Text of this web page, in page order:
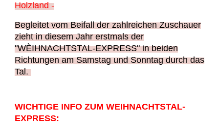
Holzland -
Begleitet vom Beifall der zahlreichen Zuschauer
zieht in diesem Jahr erstmals der
"WÈIHNACHTSTAL-EXPRESS" in beiden
Richtungen am Samstag und Sonntag durch das
Tal.
WICHTIGE INFO ZUM WEIHNACHTSTAL-
EXPRESS: